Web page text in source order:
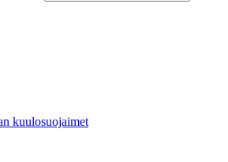
kuulosuojaimet